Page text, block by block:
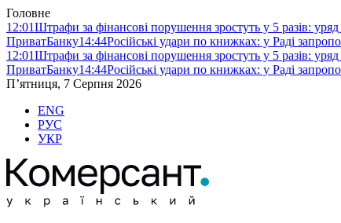
Головне
12:01Штрафи за фінансові порушення зростуть у 5 разів:
ПриватБанку14:44Російські удари по книжках: у Раді
12:01Штрафи за фінансові порушення зростуть у 5 разів:
ПриватБанку14:44Російські удари по книжках: у Раді
П’ятниця, 7 Серпня 2026
ENG
РУС
УКР